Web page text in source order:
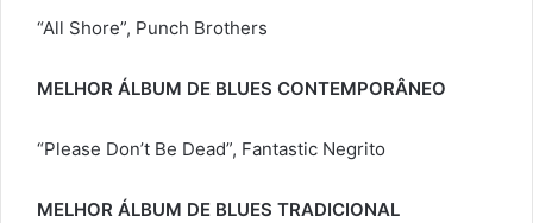
“All Shore”, Punch Brothers
MELHOR ÁLBUM DE BLUES CONTEMPORÂNEO
“Please Don’t Be Dead”, Fantastic Negrito
MELHOR ÁLBUM DE BLUES TRADICIONAL